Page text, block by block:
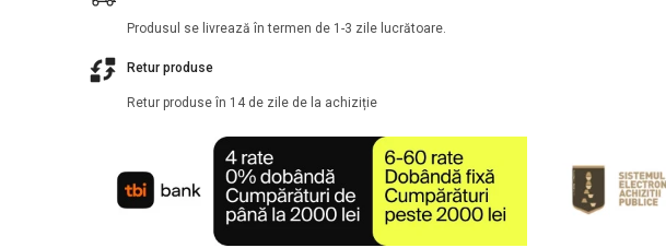
Produsul se livrează în termen de 1-3 zile lucrătoare.
Retur produse
Retur produse în 14 de zile de la achiziție